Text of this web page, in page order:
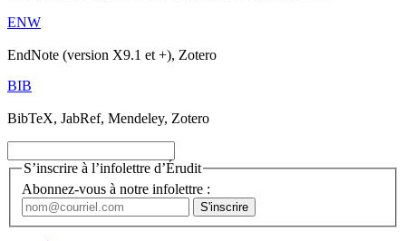
ENW
EndNote (version X9.1 et +), Zotero
BIB
BibTeX, JabRef, Mendeley, Zotero
S’inscrire à l’infolettre d’Érudit
Abonnez-vous à notre infolettre :